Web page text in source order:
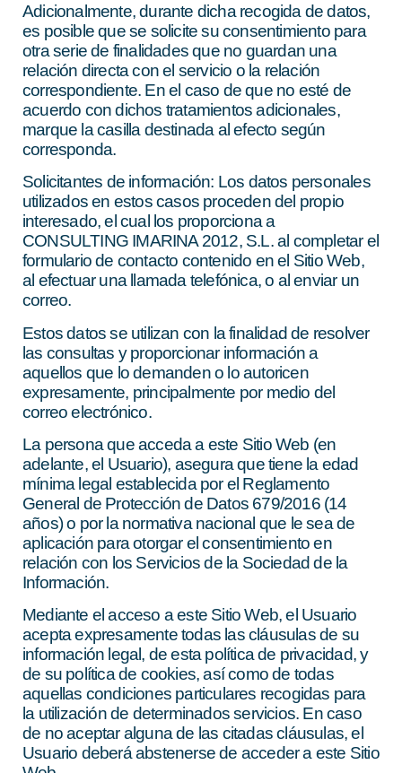
Adicionalmente, durante dicha recogida de datos,
es posible que se solicite su consentimiento para
otra serie de finalidades que no guardan una
relación directa con el servicio o la relación
correspondiente. En el caso de que no esté de
acuerdo con dichos tratamientos adicionales,
marque la casilla destinada al efecto según
corresponda.
Solicitantes de información: Los datos personales
utilizados en estos casos proceden del propio
interesado, el cual los proporciona a
CONSULTING IMARINA 2012, S.L. al completar el
formulario de contacto contenido en el Sitio Web,
al efectuar una llamada telefónica, o al enviar un
correo.
Estos datos se utilizan con la finalidad de resolver
las consultas y proporcionar información a
aquellos que lo demanden o lo autoricen
expresamente, principalmente por medio del
correo electrónico.
La persona que acceda a este Sitio Web (en
adelante, el Usuario), asegura que tiene la edad
mínima legal establecida por el Reglamento
General de Protección de Datos 679/2016 (14
años) o por la normativa nacional que le sea de
aplicación para otorgar el consentimiento en
relación con los Servicios de la Sociedad de la
Información.
Mediante el acceso a este Sitio Web, el Usuario
acepta expresamente todas las cláusulas de su
información legal, de esta política de privacidad, y
de su política de cookies, así como de todas
aquellas condiciones particulares recogidas para
la utilización de determinados servicios. En caso
de no aceptar alguna de las citadas cláusulas, el
Usuario deberá abstenerse de acceder a este Sitio